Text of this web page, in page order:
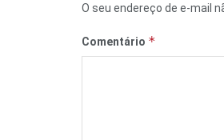
O seu endereço de e-mail
Comentário *